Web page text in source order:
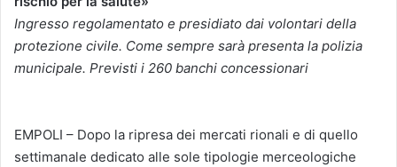
Ingresso regolamentato e presidiato dai volontari della
protezione civile. Come sempre sarà presenta la polizia
municipale. Previsti i 260 banchi concessionari
EMPOLI – Dopo la ripresa dei mercati rionali e di quello
settimanale dedicato alle sole tipologie merceologiche